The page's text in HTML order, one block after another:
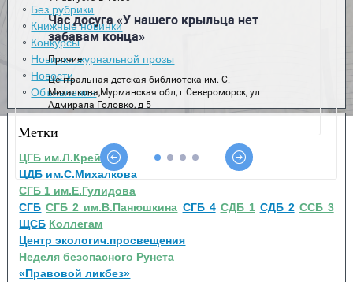
Без рубрики
Книжные новинки
Конкурсы
Новинки журнальной прозы
Новости
Объявления
Метки
ЦГБ им.Л.Крейна
ЦДБ им.С.Михалкова
СГБ 1 им.Е.Гулидова
СГБ СГБ 2 им.В.Панюшкина СГБ 4 СДБ 1 СДБ 2 ССБ 3
ЩСБ Коллегам
Центр экологич.просвещения
Неделя безопасного Рунета
«Правовой ликбез»